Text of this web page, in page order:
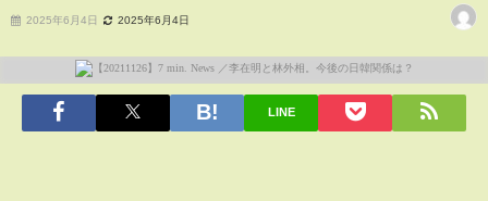
2025年6月4日 2025年6月4日
LINE